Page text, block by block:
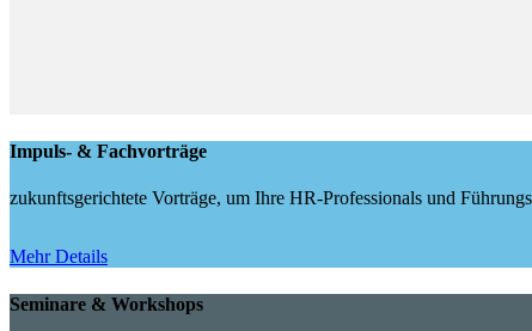
Impuls- & Fachvorträge
zukunftsgerichtete Vorträge, um Ihre HR-Professionals und
Mehr Details
Seminare & Workshops